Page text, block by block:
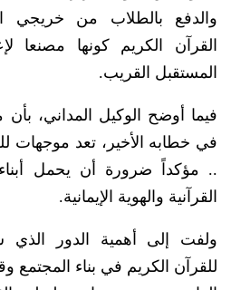
والدفع بالطلاب من خريجي
القرآن الكريم كونها مصنعا
المستقبل القريب.
فيما أوضح الوكيل المداني، بأن
في خطابه الأخير، تعد موجهات
.. مؤكداً ضرورة أن يحمل
القرآنية والهوية الإيمانية.
ولفت إلى أهمية الدور الذي
للقرآن الكريم في بناء المجتمع